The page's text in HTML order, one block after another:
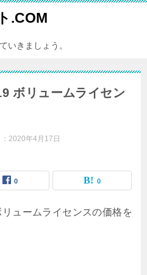
.COM
いきましょう。
ボリュームライセン
2020年4月17日
0 0
ュームライセンスの価格を